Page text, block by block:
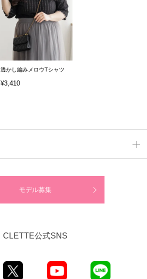
透かし編みメロウTシャツ
¥3,410
モデル募集
CLETTE公式SNS